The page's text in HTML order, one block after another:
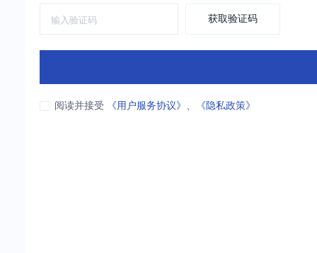
获取验证码
阅读并接受 《用户服务协议》 、 《隐私政策》